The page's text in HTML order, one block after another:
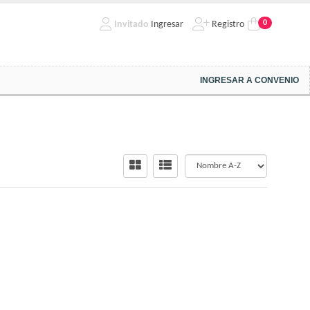
Invitado Ingresar Registro 0
INGRESAR A CONVENIO